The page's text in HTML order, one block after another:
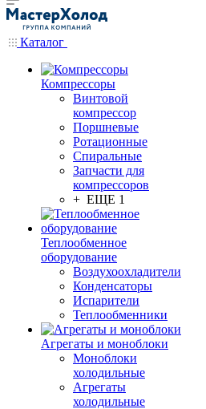
Каталог
Компрессоры
Винтовой
компрессор
Поршневые
Ротационные
Спиральные
Запчасти для
компрессоров
+ ЕЩЕ 1
Теплообменное
оборудование
Воздухоохладители
Конденсаторы
Испарители
Теплообменники
Агрегаты и моноблоки
Моноблоки
холодильные
Агрегаты
холодильные